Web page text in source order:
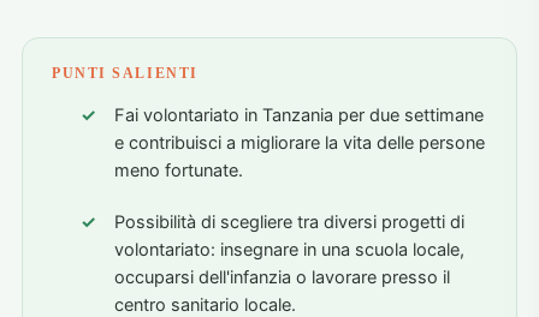
PUNTI SALIENTI
Fai volontariato in Tanzania per due settimane
e contribuisci a migliorare la vita delle persone
meno fortunate.
Possibilità di scegliere tra diversi progetti di
volontariato: insegnare in una scuola locale,
occuparsi dell'infanzia o lavorare presso il
centro sanitario locale.